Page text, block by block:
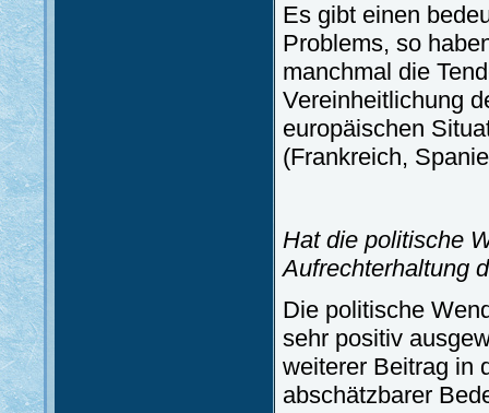
Es gibt einen
Problems, so
manchmal die
Vereinheitlichung
europäischen
(Frankreich,
Hat die politische
Aufrechterhaltung
Die politische
sehr positiv
weiterer Beitrag in
abschätzbarer